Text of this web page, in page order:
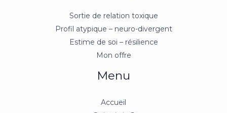
Sortie de relation toxique
Profil atypique – neuro-divergent
Estime de soi – résilience
Mon offre
Menu
Accueil